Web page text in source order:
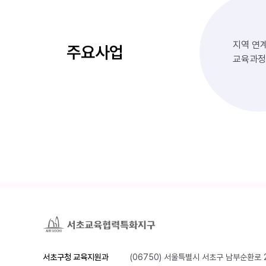
주요사업
지역 연
교육과
서초구청 교육지원과 (06750) 서울특별시 서초구 남부순환